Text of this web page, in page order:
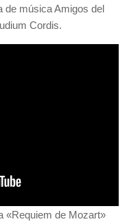
de música Amigos del
Cordis.
«Requiem de Mozart»